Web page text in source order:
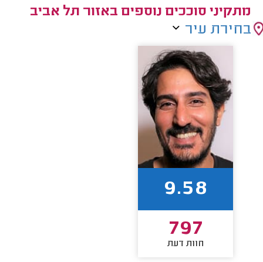
מתקיני סוככים נוספים באזור תל אביב
בחירת עיר
9.58
797
חוות דעת